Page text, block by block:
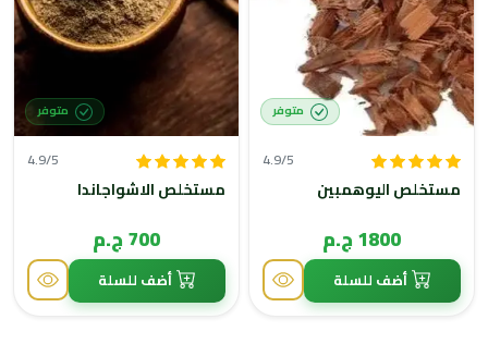
متوفر
4.9/5
مستخلص اليوهمبين
1800 ج.م
أضف للسلة
متوفر
4.9/5
مستخلص الاشواجاندا
700 ج.م
أضف للسلة